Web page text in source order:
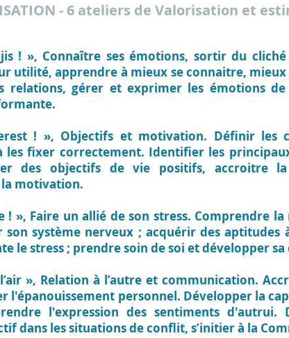
- 6 ateliers de Valorisation et
! », Connaître ses émotions, sortir du
utilité, apprendre à mieux se connaitre,
relations, gérer et exprimer les émotions
! », Objectifs et motivation. Définir les
les fixer correctement. Identifier les
des objectifs de vie positifs, accroitre
la motivation.
! », Faire un allié de son stress. Comprendre
système nerveux ; acquérir des aptitudes
le stress ; prendre soin de soi et développer
», Relation à l’autre et communication.
l'épanouissement personnel. Développer la
l'expression des sentiments d'autrui.
dans les situations de conflit, s’initier à la